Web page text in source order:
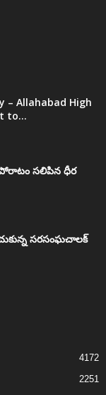
– Allahabad High
to...
సలిపిన ధీర
సరసంఘచాలక్
4172
2251